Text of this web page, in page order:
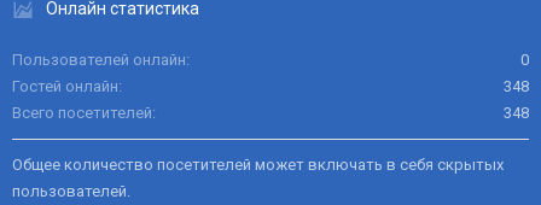
Онлайн статистика
Пользователей онлайн
0
Гостей онлайн
348
Всего посетителей
348
Общее количество посетителей может включать в себя скрытых
пользователей.